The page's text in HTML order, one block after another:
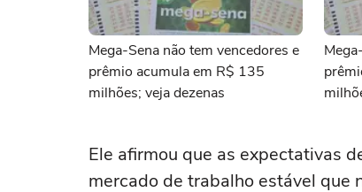
Mega-Sena não tem vencedores e
prêmio acumula em R$ 135
milhões; veja dezenas
Ele ‌afirmou que as expectativas
⁠mercado de trabalho estável que